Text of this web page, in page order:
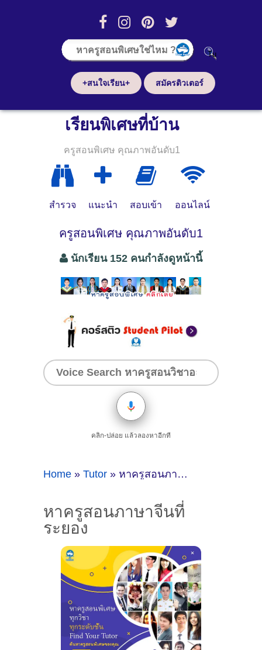
+สนใจเรียน+ สมัครติวเตอร์
เรียนพิเศษที่บ้าน
ครูสอนพิเศษ คุณภาพอันดับ1
สำรวจ แนะนำ สอบเข้า ออนไลน์
ครูสอนพิเศษ คุณภาพอันดับ1
นักเรียน 152 คนกำลังดูหน้านี้
คลิก-ปล่อย แล้วลองหาอีกที
Home » Tutor » หาครูสอนภาษาจีนที่ระยอง
หาครูสอนภาษาจีนที่
ระยอง